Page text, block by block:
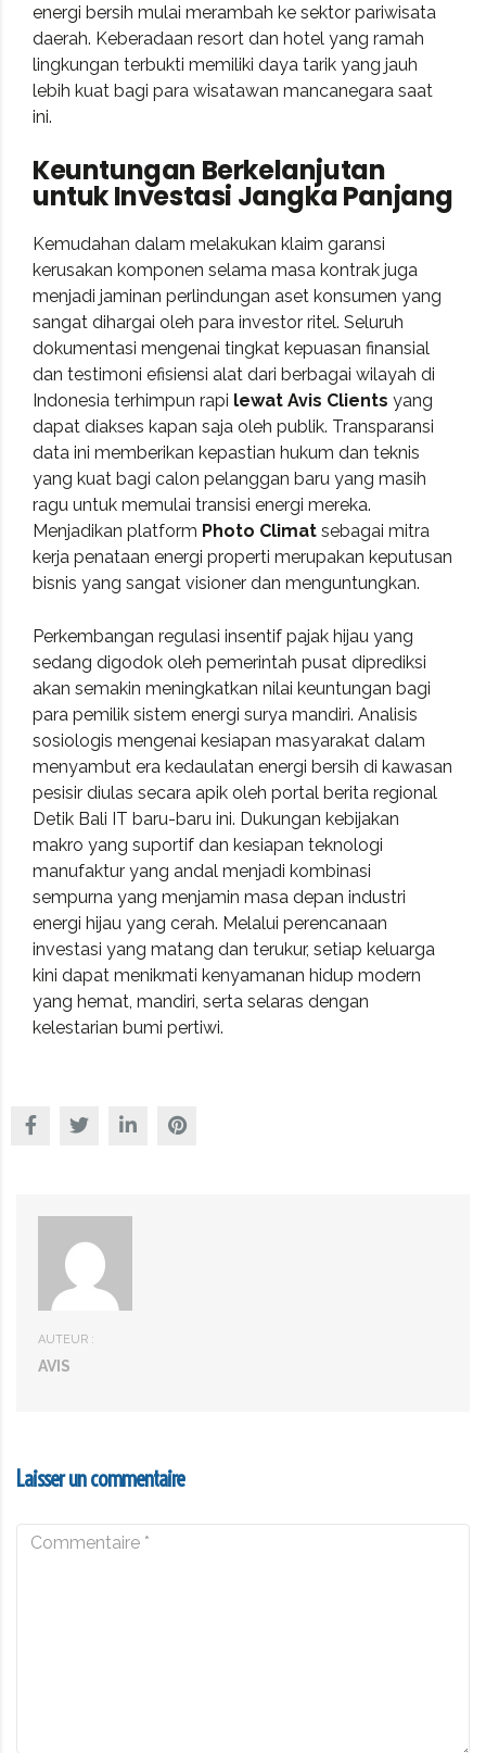
energi bersih mulai merambah ke sektor pariwisata
daerah. Keberadaan resort dan hotel yang ramah
lingkungan terbukti memiliki daya tarik yang jauh
lebih kuat bagi para wisatawan mancanegara saat
ini.
Keuntungan Berkelanjutan
untuk Investasi Jangka Panjang
Kemudahan dalam melakukan klaim garansi
kerusakan komponen selama masa kontrak juga
menjadi jaminan perlindungan aset konsumen yang
sangat dihargai oleh para investor ritel. Seluruh
dokumentasi mengenai tingkat kepuasan finansial
dan testimoni efisiensi alat dari berbagai wilayah di
Indonesia terhimpun rapi lewat Avis Clients yang
dapat diakses kapan saja oleh publik. Transparansi
data ini memberikan kepastian hukum dan teknis
yang kuat bagi calon pelanggan baru yang masih
ragu untuk memulai transisi energi mereka.
Menjadikan platform Photo Climat sebagai mitra
kerja penataan energi properti merupakan keputusan
bisnis yang sangat visioner dan menguntungkan.
Perkembangan regulasi insentif pajak hijau yang
sedang digodok oleh pemerintah pusat diprediksi
akan semakin meningkatkan nilai keuntungan bagi
para pemilik sistem energi surya mandiri. Analisis
sosiologis mengenai kesiapan masyarakat dalam
menyambut era kedaulatan energi bersih di kawasan
pesisir diulas secara apik oleh portal berita regional
Detik Bali IT baru-baru ini. Dukungan kebijakan
makro yang suportif dan kesiapan teknologi
manufaktur yang andal menjadi kombinasi
sempurna yang menjamin masa depan industri
energi hijau yang cerah. Melalui perencanaan
investasi yang matang dan terukur, setiap keluarga
kini dapat menikmati kenyamanan hidup modern
yang hemat, mandiri, serta selaras dengan
kelestarian bumi pertiwi.
AUTEUR :
AVIS
Laisser un commentaire